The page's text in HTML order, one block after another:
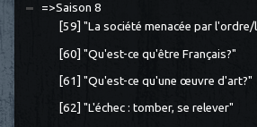
=>Saison 8
[59] "La société menacée par
[60] "Qu'est-ce qu'être Français?"
[61] "Qu'est-ce qu'une œuvre d'art?"
[62] "L'échec : tomber, se relever"